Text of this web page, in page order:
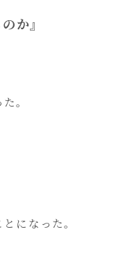
か』
。
になった。